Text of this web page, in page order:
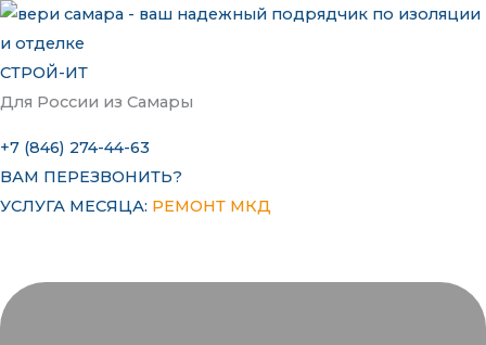
Перейти
к
содержимому
СТРОЙ-ИТ
Для России из Самары
+7 (846) 274-44-63
ВАМ ПЕРЕЗВОНИТЬ?
УСЛУГА МЕСЯЦА: РЕМОНТ МКД